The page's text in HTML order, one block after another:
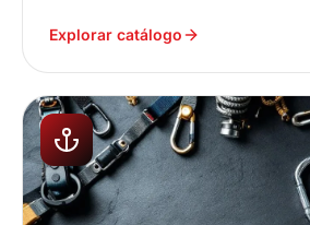
Explorar catálogo